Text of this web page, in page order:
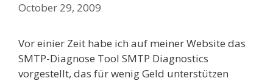
October 29, 2009
Vor einier Zeit habe ich auf meiner Website das
SMTP-Diagnose Tool SMTP Diagnostics
vorgestellt, das für wenig Geld unterstützen